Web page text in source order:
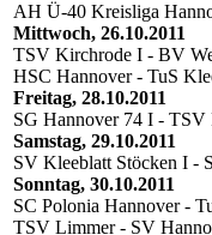
AH Ü-40 Kreisliga
Mittwoch, 26.10.2011
TSV Kirchrode I - BV
HSC Hannover - TuS
Freitag, 28.10.2011
SG Hannover 74 I - TSV
Samstag, 29.10.2011
SV Kleeblatt Stöcken I -
Sonntag, 30.10.2011
SC Polonia Hannover -
TSV Limmer - SV